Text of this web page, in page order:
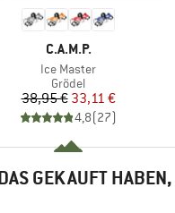
MARKE
C.A.M.P.
Artikel
Ice Master
Produktgruppe
Grödel
Preis
38,95 €reduzierter Preis
33,11 €
4,8(27)
GEKAUFT